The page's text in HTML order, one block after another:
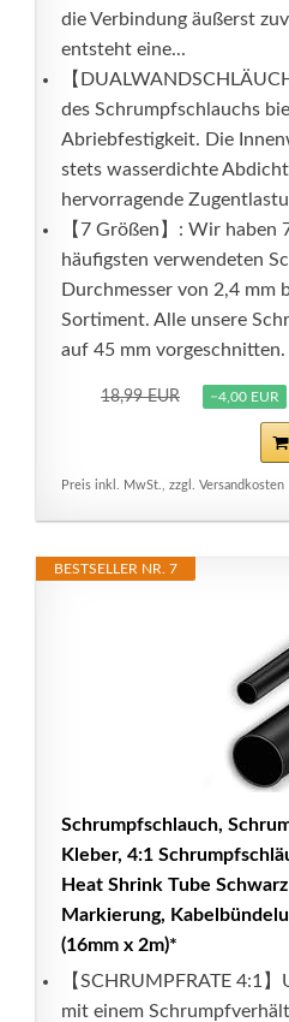
die Verbindung äußerst
entsteht eine...
【
des Schrumpfschlauchs
Abriebfestigkeit. Die
stets wasserdichte
hervorragende
【7 Größen】: Wir
häufigsten verwendeten
Durchmesser von 2,4 mm
Sortiment. Alle unsere
auf 45 mm vorgeschnitten.
18,99 EUR −4,00 EUR
Preis inkl. MwSt., zzgl. Versandkosten
BESTSELLER NR. 7
Schrumpfschlauch,
Kleber, 4:1
Heat Shrink Tube
Markierung,
(16mm x 2m)*
【SCHRUMPFRATE 4:1
mit einem